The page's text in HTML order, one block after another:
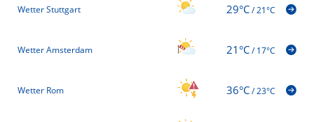
Wetter Stuttgart 29°C/21°C
Wetter Amsterdam 21°C/17°C
Wetter Rom 36°C/23°C